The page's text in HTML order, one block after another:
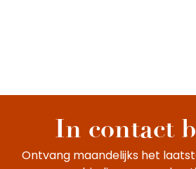
In contact
Ontvang maandelijks het